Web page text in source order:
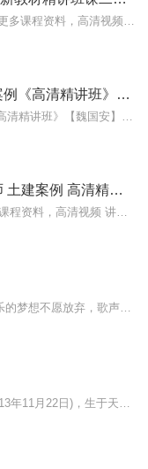
2025年监理工程师 土建案例《高清精讲班》魏国安
魏国安 2025年监理工程师 土建案例 高清精讲班